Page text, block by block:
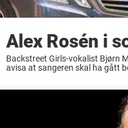
Alex Rosén i
Backstreet Girls-vokalist Bjørn
avisa at sangeren skal ha gått